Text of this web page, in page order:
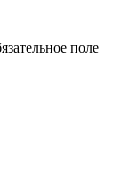
поле